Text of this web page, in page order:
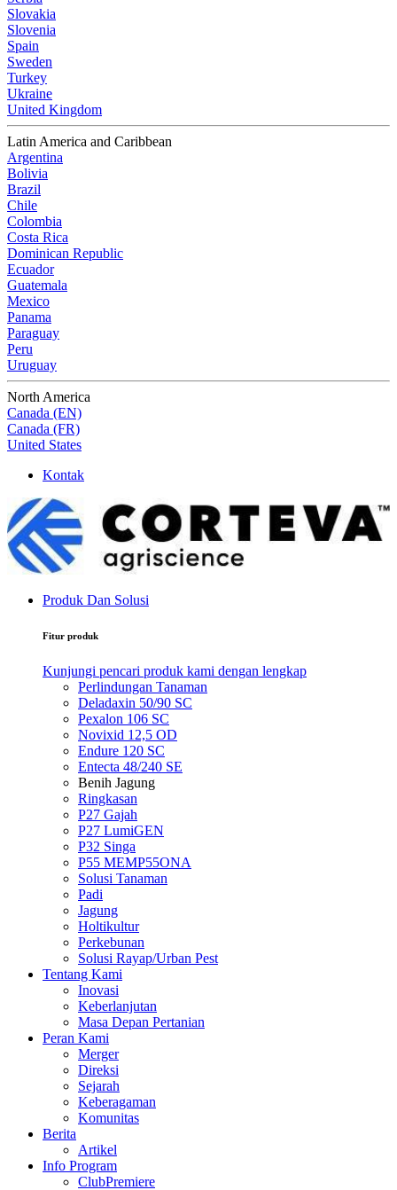
Slovakia
Slovenia
Spain
Sweden
Turkey
Ukraine
United Kingdom
Latin America and Caribbean
Argentina
Bolivia
Brazil
Chile
Colombia
Costa Rica
Dominican Republic
Ecuador
Guatemala
Mexico
Panama
Paraguay
Peru
Uruguay
North America
Canada (EN)
Canada (FR)
United States
Kontak
Produk Dan Solusi
Fitur produk
Kunjungi pencari produk kami dengan lengkap
Perlindungan Tanaman
Deladaxin 50/90 SC
Pexalon 106 SC
Novixid 12,5 OD
Endure 120 SC
Entecta 48/240 SE
Benih Jagung
Ringkasan
P27 Gajah
P27 LumiGEN
P32 Singa
P55 MEMP55ONA
Solusi Tanaman
Padi
Jagung
Holtikultur
Perkebunan
Solusi Rayap/Urban Pest
Tentang Kami
Inovasi
Keberlanjutan
Masa Depan Pertanian
Peran Kami
Merger
Direksi
Sejarah
Keberagaman
Komunitas
Berita
Artikel
Info Program
ClubPremiere